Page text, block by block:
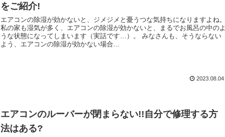
をご紹介!
エアコンの除湿が効かないと、ジメジメと憂うつな気持ちになりますよね。
私の家も湿気が多く、エアコンの除湿が効かないと、まるでお風呂の中のよ
うな状態になってしまいます（実話です…）。 みなさんも、そうならない
よう、エアコンの除湿が効かない場合...
2023.08.04
エアコンのルーバーが閉まらない!!自分で修理する方
法はある?